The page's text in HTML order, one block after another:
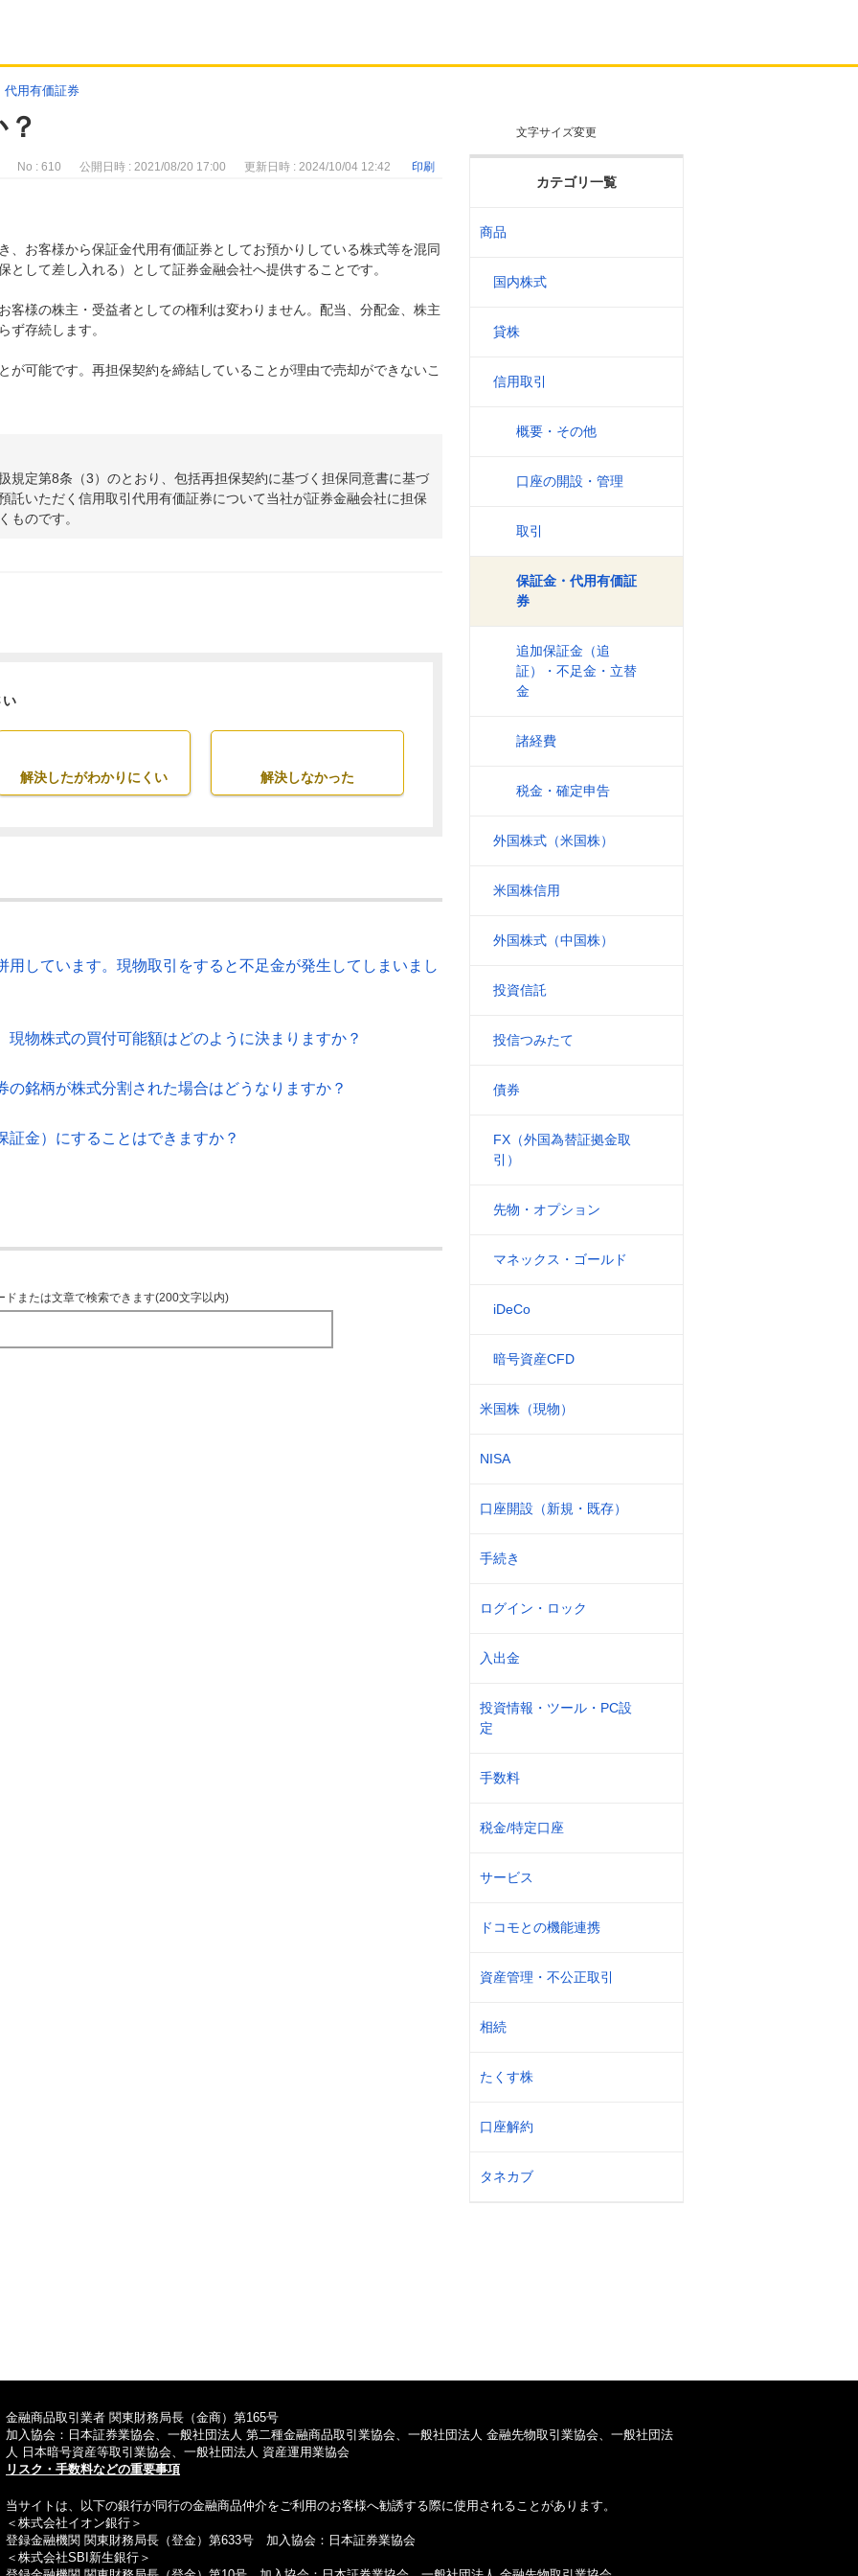
代用有価証券
文字サイズ変更
カテゴリ一覧
商品
国内株式
貸株
信用取引
概要・その他
口座の開設・管理
取引
保証金・代用有価証
券
追加保証金（追
証）・不足金・立替
金
諸経費
税金・確定申告
外国株式（米国株）
米国株信用
外国株式（中国株）
投資信託
投信つみたて
債券
FX（外国為替証拠金取
引）
先物・オプション
マネックス・ゴールド
iDeCo
暗号資産CFD
米国株（現物）
NISA
口座開設（新規・既存）
手続き
ログイン・ロック
入出金
投資情報・ツール・PC設
定
手数料
税金/特定口座
サービス
ドコモとの機能連携
資産管理・不公正取引
相続
たくす株
口座解約
タネカブ
No : 610 公開日時 : 2021/08/20 17:00 更新日時 : 2024/10/04 12:42 印刷
、お客様から保証金代用有価証券としてお預かりしている株式等を混同
として差し入れる）として証券金融会社へ提供することです。
客様の株主・受益者としての権利は変わりません。配当、分配金、株主
ず存続します。
が可能です。再担保契約を締結していることが理由で売却ができないこ
規定第8条（3）のとおり、包括再担保契約に基づく担保同意書に基づ
託いただく信用取引代用有価証券について当社が証券金融会社に担保
ものです。
い
解決したがわかりにくい 解決しなかった
用しています。現物取引をすると不足金が発生してしまいまし
現物株式の買付可能額はどのように決まりますか？
の銘柄が株式分割された場合はどうなりますか？
証金）にすることはできますか？
ドまたは文章で検索できます(200文字以内)
金融商品取引業者 関東財務局長（金商）第165号
加入協会：日本証券業協会、一般社団法人 第二種金融商品取引業協会、一般社団法人 金融先物取引業協会、一般社団法
人 日本暗号資産等取引業協会、一般社団法人 資産運用業協会
リスク・手数料などの重要事項
当サイトは、以下の銀行が同行の金融商品仲介をご利用のお客様へ勧誘する際に使用されることがあります。
＜株式会社イオン銀行＞
登録金融機関 関東財務局長（登金）第633号 加入協会：日本証券業協会
＜株式会社SBI新生銀行＞